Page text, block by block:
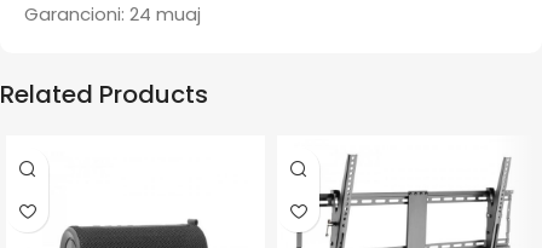
Garancioni: 24 muaj
Related Products